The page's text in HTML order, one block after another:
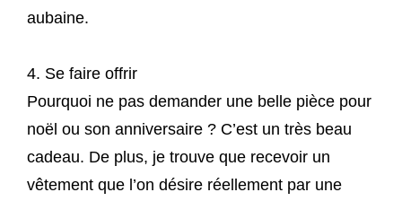
aubaine.
4. Se faire offrir
Pourquoi ne pas demander une belle pièce pour
noël ou son anniversaire ? C’est un très beau
cadeau. De plus, je trouve que recevoir un
vêtement que l’on désire réellement par une